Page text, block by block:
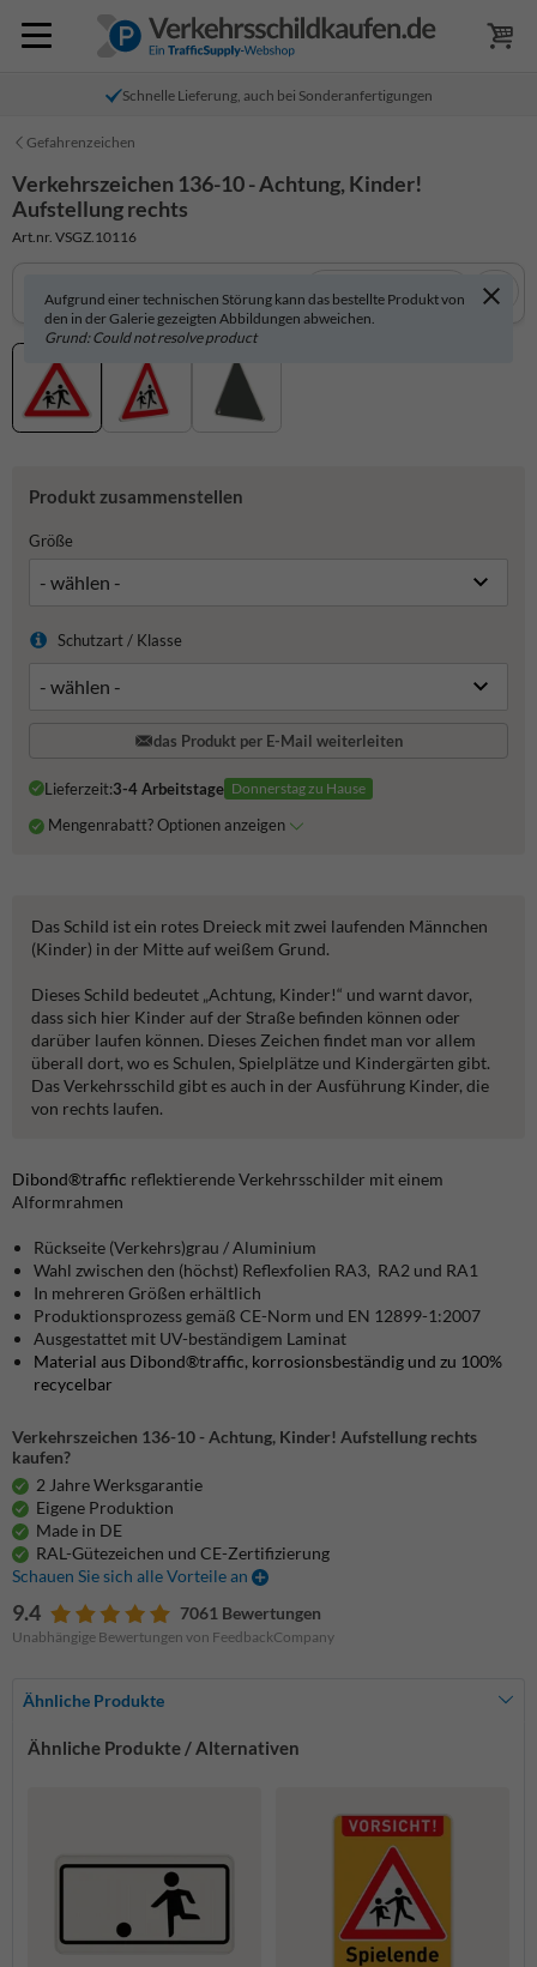
Schnelle Lieferung, auch bei Sonderanfertigungen
Gefahrenzeichen
Verkehrszeichen 136-10 - Achtung, Kinder!
Aufstellung rechts
Art.nr. VSGZ.10116
Aufgrund einer technischen Störung kann das bestellte Produkt von
den in der Galerie gezeigten Abbildungen abweichen.
Grund: Could not resolve product
In 3D anzeigen
Produkt zusammenstellen
Größe
Schutzart / Klasse
das Produkt per E-Mail weiterleiten
Lieferzeit:3-4 Arbeitstage Donnerstag zu Hause
Mengenrabatt? Optionen anzeigen
Das Schild ist ein rotes Dreieck mit zwei laufenden Männchen
(Kinder) in der Mitte auf weißem Grund.
Dieses Schild bedeutet „Achtung, Kinder!“ und warnt davor,
dass sich hier Kinder auf der Straße befinden können oder
darüber laufen können. Dieses Zeichen findet man vor allem
überall dort, wo es Schulen, Spielplätze und Kindergärten gibt.
Das Verkehrsschild gibt es auch in der Ausführung Kinder, die
von rechts laufen.
Dibond®traffic reflektierende Verkehrsschilder mit einem
Alformrahmen
Rückseite (Verkehrs)grau / Aluminium
Wahl zwischen den (höchst) Reflexfolien RA3, RA2 und RA1
In mehreren Größen erhältlich
Produktionsprozess gemäß CE-Norm und EN 12899-1:2007
Ausgestattet mit UV-beständigem Laminat
Material aus Dibond®traffic, korrosionsbeständig und zu 100%
recycelbar
Verkehrszeichen 136-10 - Achtung, Kinder! Aufstellung rechts
kaufen?
2 Jahre Werksgarantie
Eigene Produktion
Made in DE
RAL-Gütezeichen und CE-Zertifizierung
Schauen Sie sich alle Vorteile an
9.4 7061 Bewertungen
Unabhängige Bewertungen von FeedbackCompany
Ähnliche Produkte
Ähnliche Produkte / Alternativen